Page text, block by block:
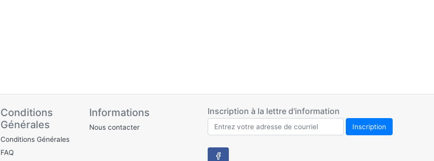
Conditions
Générales
Conditions Générales
FAQ
Informations
Nous contacter
Inscription à la lettre d'information